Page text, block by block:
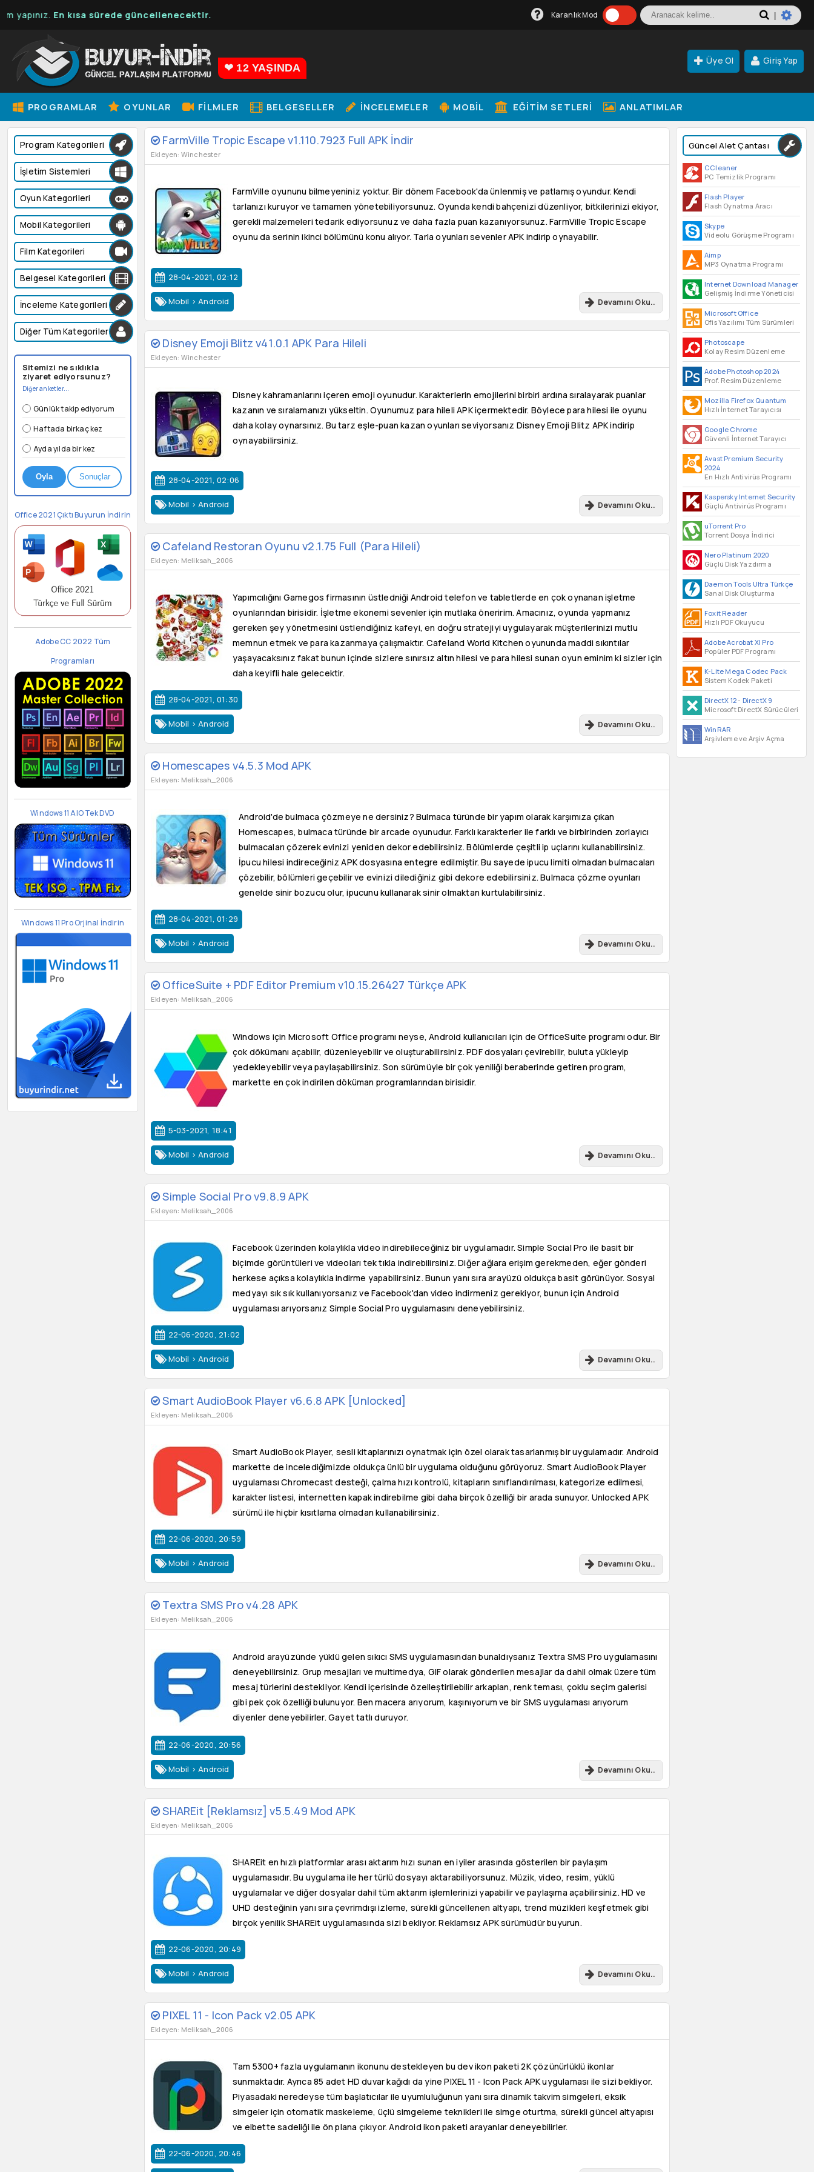
En kısa sürede güncellenecektir. Karanlık Mod
❤ 12 YAŞINDA
Üye Ol Giriş Yap
PROGRAMLAR OYUNLAR FILMLER BELGESELLER İNCELEMELER MOBIL EĞITIM SETLERI ANLATIMLAR
Güncel Alet Çantası
CCleaner
PC Temizlik Programı
Flash Player
Flash Oynatma Aracı
Skype
Videolu Görüşme Programı
Aimp
MP3 Oynatma Programı
Internet Download Manager
Gelişmiş İndirme Yöneticisi
Microsoft Office
Ofis Yazılımı Tüm Sürümleri
Photoscape
Kolay Resim Düzenleme
Adobe Photoshop 2024
Prof. Resim Düzenleme
Mozilla Firefox Quantum
Hızlı İnternet Tarayıcısı
Google Chrome
Güvenli İnternet Tarayıcı
Avast Premium Security
2024
En Hızlı Antivirüs Programı
Kaspersky Internet Security
Güçlü Antivirüs Programı
uTorrent Pro
Torrent Dosya İndirici
Nero Platinum 2020
Güçlü Disk Yazdırma
Daemon Tools Ultra Türkçe
Sanal Disk Oluşturma
Foxit Reader
Hızlı PDF Okuyucu
Adobe Acrobat XI Pro
Popüler PDF Programı
K-Lite Mega Codec Pack
Sistem Kodek Paketi
DirectX 12- DirectX 9
Microsoft DirectX Sürücüleri
WinRAR
Arşivleme ve Arşiv Açma
Program Kategorileri
İşletim Sistemleri
Oyun Kategorileri
Mobil Kategorileri
Film Kategorileri
Belgesel Kategorileri
İnceleme Kategorileri
Diğer Tüm Kategoriler
Sitemizi ne sıklıkla
ziyaret ediyorsunuz?
Diğer anketler...
Günlük takip ediyorum
Haftada birkaç kez
Ayda yılda bir kez
Oyla Sonuçlar
Office 2021 Çıktı Buyurun İndirin
Adobe CC 2022 Tüm
Programları
Windows 11 AIO Tek DVD
Windows 11 Pro Orjinal İndirin
FarmVille Tropic Escape v1.110.7923 Full APK İndir
Ekleyen: Winchester
FarmVille oyununu bilmeyeniniz yoktur. Bir dönem Facebook'da ünlenmiş ve patlamış oyundur. Kendi
tarlanızı kuruyor ve tamamen yönetebiliyorsunuz. Oyunda kendi bahçenizi düzenliyor, bitkilerinizi ekiyor,
gerekli malzemeleri tedarik ediyorsunuz ve daha fazla puan kazanıyorsunuz. FarmVille Tropic Escape
oyunu da serinin ikinci bölümünü konu alıyor. Tarla oyunları sevenler APK indirip oynayabilir.
28-04-2021, 02:12
Mobil >Android Devamını Oku..
Disney Emoji Blitz v41.0.1 APK Para Hileli
Ekleyen: Winchester
Disney kahramanlarını içeren emoji oyunudur. Karakterlerin emojilerini birbiri ardına sıralayarak puanlar
kazanın ve sıralamanızı yükseltin. Oyunumuz para hileli APK içermektedir. Böylece para hilesi ile oyunu
daha kolay oynarsınız. Bu tarz eşle-puan kazan oyunları seviyorsanız Disney Emoji Blitz APK indirip
oynayabilirsiniz.
28-04-2021, 02:06
Mobil > Android Devamını Oku..
Cafeland Restoran Oyunu v2.1.75 Full (Para Hileli)
Ekleyen: Meliksah_2006
Yapımcılığını Gamegos firmasının üstledniği Android telefon ve tabletlerde en çok oynanan işletme
oyunlarından birisidir. İşletme ekonemi sevenler için mutlaka öneririm. Amacınız, oyunda yapmanız
gereken şey yönetmesini üstlendiğiniz kafeyi, en doğru stratejiyi uygulayarak müşterilerinizi mutlu
memnun etmek ve para kazanmaya çalışmaktır. Cafeland World Kitchen oyununda maddi sıkıntılar
yaşayacaksınız fakat bunun içinde sizlere sınırsız altın hilesi ve para hilesi sunan oyun eminim ki sizler için
daha keyifli hale gelecektir.
28-04-2021, 01:30
Mobil >Android Devamını Oku..
Homescapes v4.5.3 Mod APK
Ekleyen: Meliksah_2006
Android'de bulmaca çözmeye ne dersiniz? Bulmaca türünde bir yapım olarak karşımıza çıkan
Homescapes, bulmaca türünde bir arcade oyunudur. Farklı karakterler ile farklı ve birbirinden zorlayıcı
bulmacaları çözerek evinizi yeniden dekor edebilirsiniz. Bölümlerde çeşitli ip uçlarını kullanabilirsiniz.
İpucu hilesi indireceğiniz APK dosyasına entegre edilmiştir. Bu sayede ipucu limiti olmadan bulmacaları
çözebilir, bölümleri geçebilir ve evinizi dilediğiniz gibi dekore edebilirsiniz. Bulmaca çözme oyunları
genelde sinir bozucu olur, ipucunu kullanarak sinir olmaktan kurtulabilirsiniz.
28-04-2021, 01:29
Mobil >Android Devamını Oku..
OfficeSuite + PDF Editor Premium v10.15.26427 Türkçe APK
Ekleyen: Meliksah_2006
Windows için Microsoft Office programı neyse, Android kullanıcıları için de OfficeSuite programı odur. Bir
çok dökümanı açabilir, düzenleyebilir ve oluşturabilirsiniz. PDF dosyaları çevirebilir, buluta yükleyip
yedekleyebilir veya paylaşabilirsiniz. Son sürümüyle bir çok yeniliği beraberinde getiren program,
markette en çok indirilen döküman programlarından birisidir.
5-03-2021, 18:41
Mobil > Android Devamını Oku..
Simple Social Pro v9.8.9 APK
Ekleyen: Meliksah_2006
Facebook üzerinden kolaylıkla video indirebileceğiniz bir uygulamadır. Simple Social Pro ile basit bir
biçimde görüntüleri ve videoları tek tıkla indirebilirsiniz. Diğer ağlara erişim gerekmeden, eğer gönderi
herkese açıksa kolaylıkla indirme yapabilirsiniz. Bunun yanı sıra arayüzü oldukça basit görünüyor. Sosyal
medyayı sık sık kullanıyorsanız ve Facebook'dan video indirmeniz gerekiyor, bunun için Android
uygulaması arıyorsanız Simple Social Pro uygulamasını deneyebilirsiniz.
22-06-2020, 21:02
Mobil >Android Devamını Oku..
Smart AudioBook Player v6.6.8 APK [Unlocked]
Ekleyen: Meliksah_2006
Smart AudioBook Player, sesli kitaplarınızı oynatmak için özel olarak tasarlanmış bir uygulamadır. Android
markette de incelediğimizde oldukça ünlü bir uygulama olduğunu görüyoruz. Smart AudioBook Player
uygulaması Chromecast desteği, çalma hızı kontrolü, kitapların sınıflandırılması, kategorize edilmesi,
karakter listesi, internetten kapak indirebilme gibi daha birçok özelliği bir arada sunuyor. Unlocked APK
sürümü ile hiçbir kısıtlama olmadan kullanabilirsiniz.
22-06-2020, 20:59
Mobil >Android Devamını Oku..
Textra SMS Pro v4.28 APK
Ekleyen: Meliksah_2006
Android arayüzünde yüklü gelen sıkıcı SMS uygulamasından bunaldıysanız Textra SMS Pro uygulamasını
deneyebilirsiniz. Grup mesajları ve multimedya, GIF olarak gönderilen mesajlar da dahil olmak üzere tüm
mesaj türlerini destekliyor. Kendi içerisinde özelleştirilebilir arkaplan, renk teması, çoklu seçim galerisi
gibi pek çok özelliği bulunuyor. Ben macera arıyorum, kaşınıyorum ve bir SMS uygulaması arıyorum
diyenler deneyebilirler. Gayet tatlı duruyor.
22-06-2020, 20:56
Mobil > Android Devamını Oku..
SHAREit [Reklamsız] v5.5.49 Mod APK
Ekleyen: Meliksah_2006
SHAREit en hızlı platformlar arası aktarım hızı sunan en iyiler arasında gösterilen bir paylaşım
uygulamasıdır. Bu uygulama ile her türlü dosyayı aktarabiliyorsunuz. Müzik, video, resim, yüklü
uygulamalar ve diğer dosyalar dahil tüm aktarım işlemlerinizi yapabilir ve paylaşıma açabilirsiniz. HD ve
UHD desteğinin yanı sıra çevrimdışı izleme, sürekli güncellenen altyapı, trend müzikleri keşfetmek gibi
birçok yenilik SHAREit uygulamasında sizi bekliyor. Reklamsız APK sürümüdür buyurun.
22-06-2020, 20:49
Mobil >Android Devamını Oku..
PIXEL 11 - Icon Pack v2.05 APK
Ekleyen: Meliksah_2006
Tam 5300+ fazla uygulamanın ikonunu destekleyen bu dev ikon paketi 2K çözünürlüklü ikonlar
sunmaktadır. Ayrıca 85 adet HD duvar kağıdı da yine PIXEL 11 - Icon Pack APK uygulaması ile sizi bekliyor.
Piyasadaki neredeyse tüm başlatıcılar ile uyumluluğunun yanı sıra dinamik takvim simgeleri, eksik
simgeler için otomatik maskeleme, üçlü simgeleme teknikleri ile simge oturtma, sürekli güncel altyapısı
ve elbette sadeliği ile ön plana çıkıyor. Android ikon paketi arayanlar deneyebilirler.
22-06-2020, 20:46